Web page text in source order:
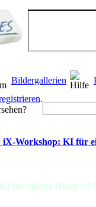
Bildergallerien
.
iX-Workshop: KI für
für eigene Daten: